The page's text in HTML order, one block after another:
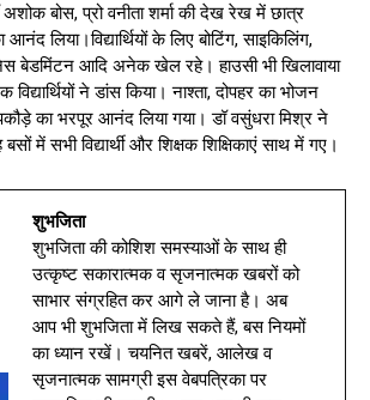
बोस, प्रो वनीता शर्मा की देख रेख में छात्र
लिया।विद्यार्थियों के लिए बोटिंग, साइकिलिंग,
बेडमिंटन आदि अनेक खेल रहे। हाउसी भी खिलावाया
ने डांस किया। नाश्ता, दोपहर का भोजन
का भरपूर आनंद लिया गया। डॉ वसुंधरा मिश्र ने
में सभी विद्यार्थी और शिक्षक शिक्षिकाएं साथ में गए।
शुभजिता
शुभजिता की कोशिश समस्याओं के साथ ही
उत्कृष्ट सकारात्मक व सृजनात्मक खबरों को
साभार संग्रहित कर आगे ले जाना है। अब
आप भी शुभजिता में लिख सकते हैं, बस नियमों
का ध्यान रखें। चयनित खबरें, आलेख व
सृजनात्मक सामग्री इस वेबपत्रिका पर